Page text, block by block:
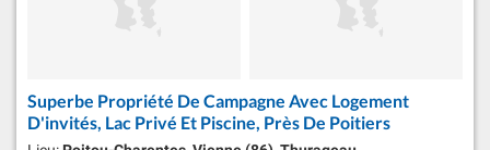
Superbe Propriété De Campagne Avec Logement
D'invités, Lac Privé Et Piscine, Près De Poitiers